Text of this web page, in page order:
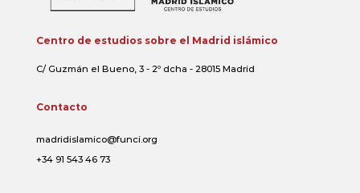
Centro de estudios sobre el Madrid islámico
C/ Guzmán el Bueno, 3 - 2º dcha - 28015 Madrid
Contacto
madridislamico@funci.org
+34 91 543 46 73